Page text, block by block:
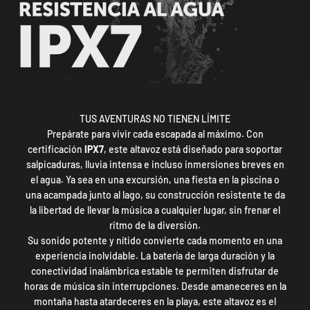
TUS AVENTURAS NO TIENEN LÍMITE
Prepárate para vivir cada escapada al máximo. Con
certificación IPX7, este altavoz está diseñado para soportar
salpicaduras, lluvia intensa e incluso inmersiones breves en
el agua. Ya sea en una excursión, una fiesta en la piscina o
una acampada junto al lago, su construcción resistente te da
la libertad de llevar la música a cualquier lugar, sin frenar el
ritmo de la diversión.
Su sonido potente y nítido convierte cada momento en una
experiencia inolvidable. La batería de larga duración y la
conectividad inalámbrica estable te permiten disfrutar de
horas de música sin interrupciones. Desde amaneceres en la
montaña hasta atardeceres en la playa, este altavoz es el